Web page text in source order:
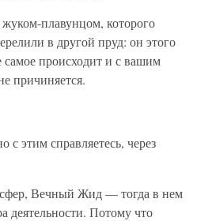
плавунцом, которого
в другой пруд: он этого
самое происходит и с вашим
причиняется.
этим справляетесь, через
Вечный Жид — тогда в нем
деятельности. Потому что